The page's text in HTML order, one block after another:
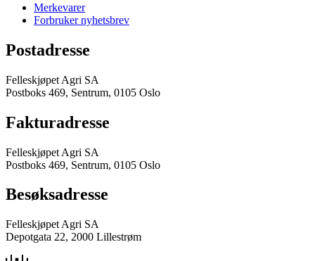
Merkevarer
Forbruker nyhetsbrev
Postadresse
Felleskjøpet Agri SA
Postboks 469, Sentrum, 0105 Oslo
Fakturadresse
Felleskjøpet Agri SA
Postboks 469, Sentrum, 0105 Oslo
Besøksadresse
Felleskjøpet Agri SA
Depotgata 22, 2000 Lillestrøm